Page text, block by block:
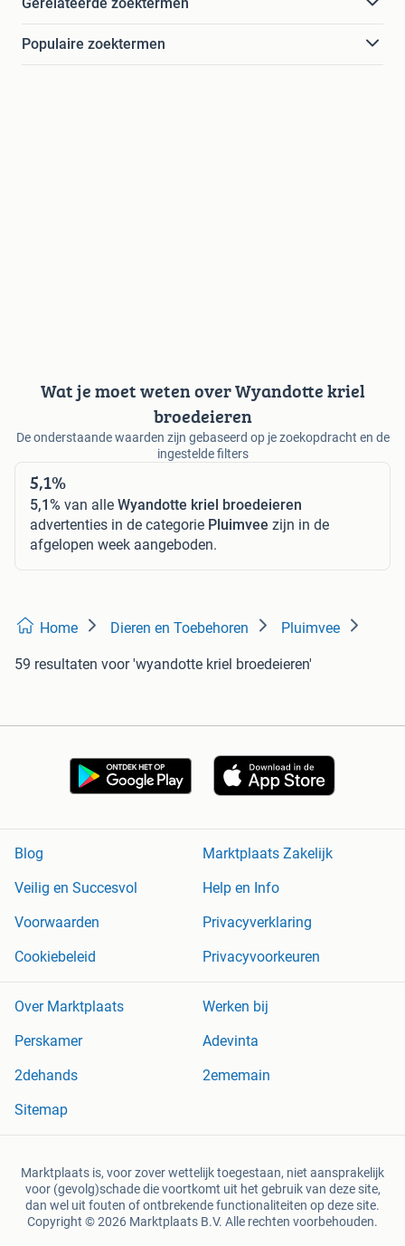
Populaire zoektermen
Wat je moet weten over Wyandotte kriel
broedeieren
De onderstaande waarden zijn gebaseerd op je zoekopdracht en de
ingestelde filters
5,1%
5,1% van alle Wyandotte kriel broedeieren
advertenties in de categorie Pluimvee zijn in de
afgelopen week aangeboden.
Home Dieren en Toebehoren Pluimvee
59 resultaten voor 'wyandotte kriel broedeieren'
Blog
Marktplaats Zakelijk
Veilig en Succesvol
Help en Info
Voorwaarden
Privacyverklaring
Cookiebeleid
Privacyvoorkeuren
Over Marktplaats
Werken bij
Perskamer
Adevinta
2dehands
2ememain
Sitemap
Marktplaats is, voor zover wettelijk toegestaan, niet aansprakelijk
voor (gevolg)schade die voortkomt uit het gebruik van deze site,
dan wel uit fouten of ontbrekende functionaliteiten op deze site.
Copyright © 2026 Marktplaats B.V. Alle rechten voorbehouden.